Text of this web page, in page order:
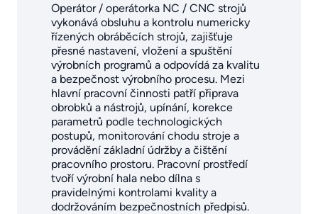
Operátor / operátorka NC / CNC strojů
vykonává obsluhu a kontrolu numericky
řízených obráběcích strojů, zajišťuje
přesné nastavení, vložení a spuštění
výrobních programů a odpovídá za kvalitu
a bezpečnost výrobního procesu. Mezi
hlavní pracovní činnosti patří připrava
obrobků a nástrojů, upínání, korekce
parametrů podle technologických
postupů, monitorování chodu stroje a
provádění základní údržby a čištění
pracovního prostoru. Pracovní prostředí
tvoří výrobní hala nebo dílna s
pravidelnými kontrolami kvality a
dodržováním bezpečnostních předpisů.